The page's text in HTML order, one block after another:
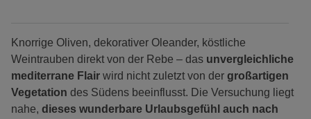
Knorrige Oliven, dekorativer Oleander, köstliche
Weintrauben direkt von der Rebe – das unvergleichliche
mediterrane Flair wird nicht zuletzt von der großartigen
Vegetation des Südens beeinflusst. Die Versuchung liegt
nahe, dieses wunderbare Urlaubsgefühl auch nach